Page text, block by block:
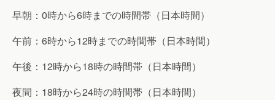
早朝：0時から6時までの時間帯（日本時間）
午前：6時から12時までの時間帯（日本時間）
午後：12時から18時の時間帯（日本時間）
夜間：18時から24時の時間帯（日本時間）